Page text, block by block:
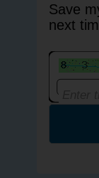
Save
next